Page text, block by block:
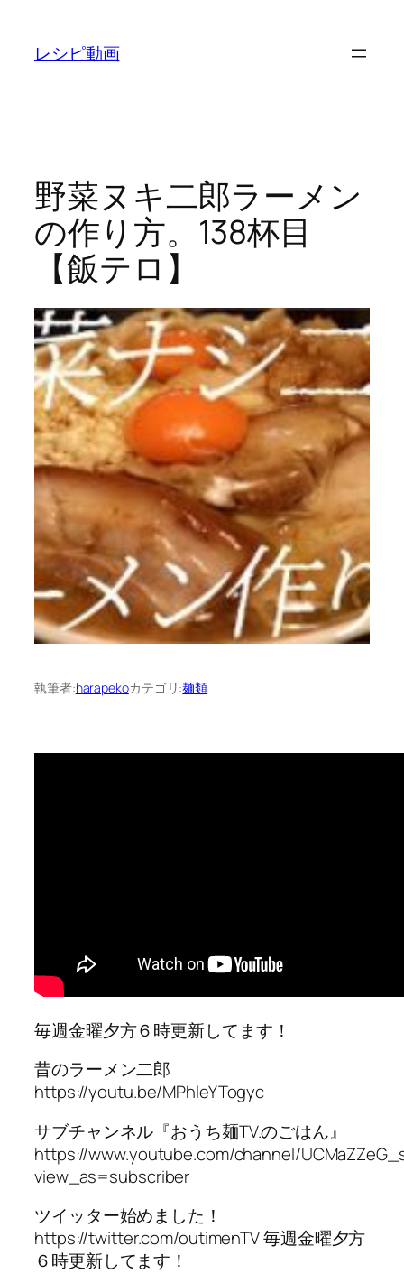
レシピ動画
野菜ヌキ二郎ラーメン
の作り方。138杯目
【飯テロ】
執筆者:harapekoカテゴリ:麺類
毎週金曜夕方６時更新してます！
昔のラーメン二郎
https://youtu.be/MPhleYTogyc
サブチャンネル『おうち麺TV.のごはん』
https://www.youtube.com/channel/
view_as=subscriber
ツイッター始めました！
https://twitter.com/outimenTV 毎週金曜夕方
６時更新してます！